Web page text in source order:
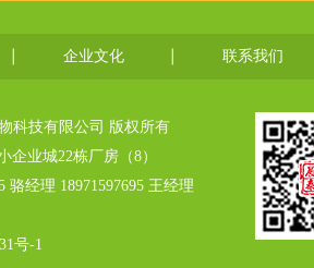
企业文化 联系我们
科技有限公司 版权所有
业城22栋厂房（8）
骆经理 18971597695 王经理
号-1